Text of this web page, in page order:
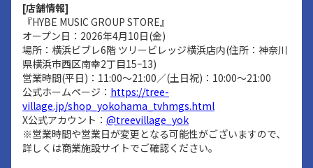
[店舗情報]
『HYBE MUSIC GROUP STORE』
オープン日：2026年4月10日(金)
場所：横浜ビブレ6階 ツリービレッジ横浜店内(住所：神奈川
県横浜市西区南幸2丁目15ｰ13)
営業時間(平日)：11:00～21:00／(土日祝)：10:00～21:00
公式ホームページ： https://tree-
village.jp/shop_yokohama_tvhmgs.html
X公式アカウント： @treevillage_yok
※営業時間や営業日が変更となる可能性がございますので、
詳しくは商業施設サイトでご確認ください。